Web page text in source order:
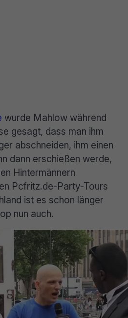
wurde Mahlow während
gesagt, dass man ihm
abschneiden, ihm einen
dann erschießen werde,
Hintermännern
Pcfritz.de-Party-Tours
ist es schon länger
nun auch.